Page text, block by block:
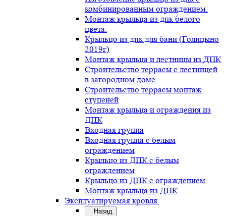
комбинированным ограждением.
Монтаж крыльца из дпк белого
цвета.
Крыльцо из дпк для бани (Голицыно
2019г)
Монтаж крыльца и лестницы из ДПК
Строительство террасы с лестницей
в загородном доме
Строительство террасы монтаж
ступеней
Монтаж крыльца и ограждения из
ДПК
Входная группа
Входная группа с белым
ограждением
Крыльцо из ДПК с белым
ограждением
Крыльцо из ДПК с ограждением
Монтаж крыльца из ДПК
Эксплуатируемая кровля
Назад